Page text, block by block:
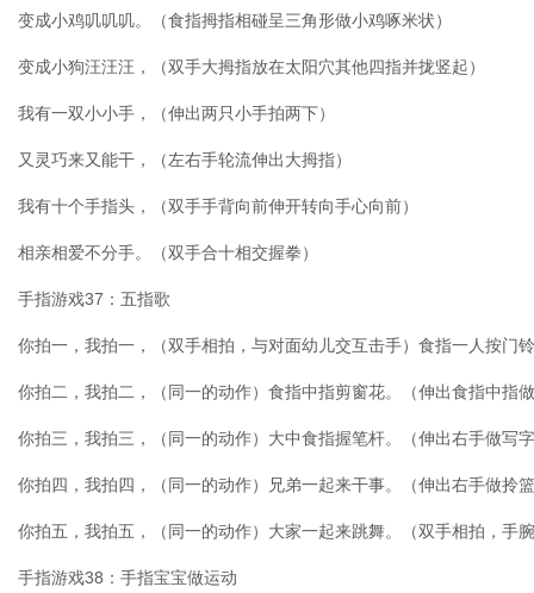
变成小鸡叽叽叽。（食指拇指相碰呈三角形做小鸡啄米状）
变成小狗汪汪汪，（双手大拇指放在太阳穴其他四指并拢竖起）
我有一双小小手，（伸出两只小手拍两下）
又灵巧来又能干，（左右手轮流伸出大拇指）
我有十个手指头，（双手手背向前伸开转向手心向前）
相亲相爱不分手。（双手合十相交握拳）
手指游戏37：五指歌
你拍一，我拍一，（双手相拍，与对面幼儿交互击手）食指一人按门
你拍二，我拍二，（同一的动作）食指中指剪窗花。（伸出食指中指
你拍三，我拍三，（同一的动作）大中食指握笔杆。（伸出右手做写
你拍四，我拍四，（同一的动作）兄弟一起来干事。（伸出右手做拎
你拍五，我拍五，（同一的动作）大家一起来跳舞。（双手相拍，手
手指游戏38：手指宝宝做运动